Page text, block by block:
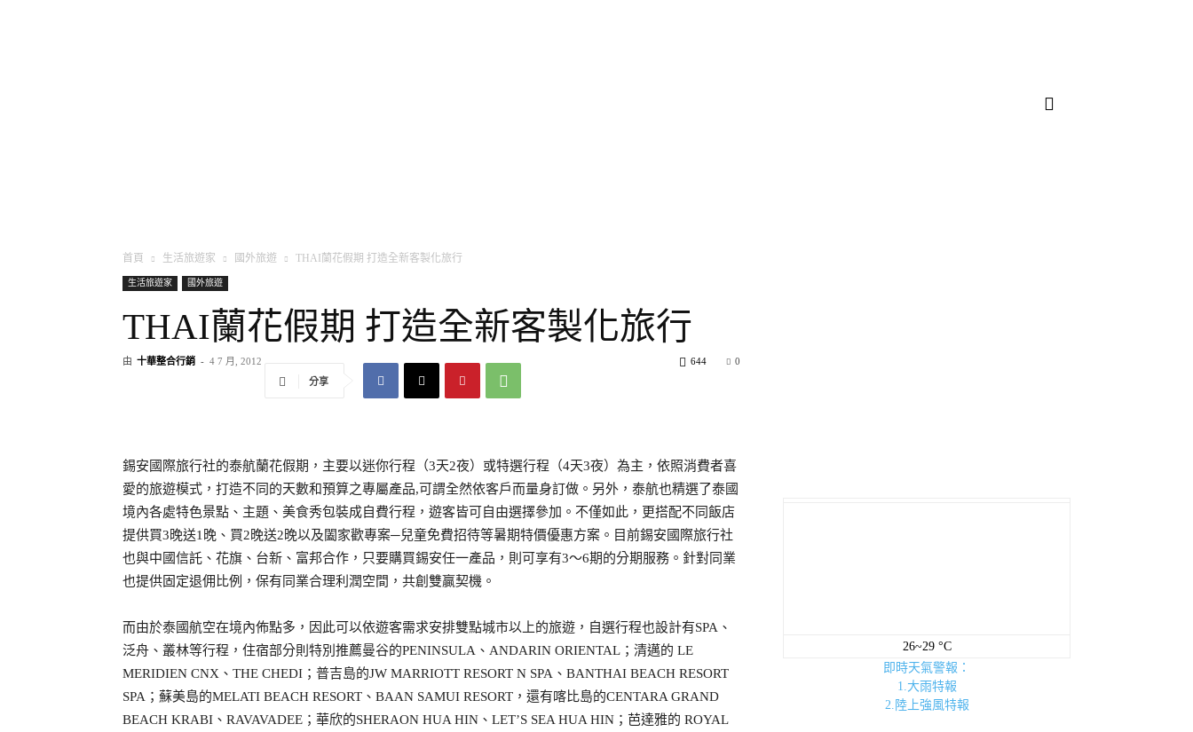
首頁 生活旅遊家 國外旅遊 THAI蘭花假期 打造全新客製化旅行
生活旅遊家 國外旅遊
THAI蘭花假期 打造全新客製化旅行
由 十華整合行銷 - 4 7 月, 2012 0
644
分享
錫安國際旅行社的泰航蘭花假期，主要以迷你行程（3天2夜）或特選行程（4天3夜）為主，依照消費者喜
愛的旅遊模式，打造不同的天數和預算之專屬產品,可謂全然依客戶而量身訂做。另外，泰航也精選了泰國
境內各處特色景點、主題、美食秀包裝成自費行程，遊客皆可自由選擇參加。不僅如此，更搭配不同飯店
提供買3晚送1晚、買2晚送2晚以及闔家歡專案─兒童免費招待等暑期特價優惠方案。目前錫安國際旅行社
也與中國信託、花旗、台新、富邦合作，只要購買錫安任一產品，則可享有3～6期的分期服務。針對同業
也提供固定退佣比例，保有同業合理利潤空間，共創雙贏契機。
而由於泰國航空在境內佈點多，因此可以依遊客需求安排雙點城市以上的旅遊，自選行程也設計有SPA、
泛舟、叢林等行程，住宿部分則特別推薦曼谷的PENINSULA、ANDARIN ORIENTAL；清邁的 LE
MERIDIEN CNX、THE CHEDI；普吉島的JW MARRIOTT RESORT N SPA、BANTHAI BEACH RESORT
SPA；蘇美島的MELATI BEACH RESORT、BAAN SAMUI RESORT，還有喀比島的CENTARA GRAND
BEACH KRABI、RAVAVADEE；華欣的SHERAON HUA HIN、LET’S SEA HUA HIN；芭達雅的 ROYAL
26~29 °C
即時天氣警報：
1.大雨特報
2.陸上強風特報